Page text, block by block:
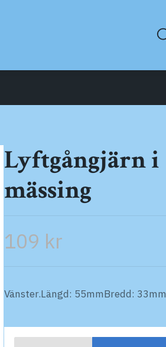
Lyftgångjärn i
mässing
109 kr
Vänster.Längd: 55mmBredd: 33mm